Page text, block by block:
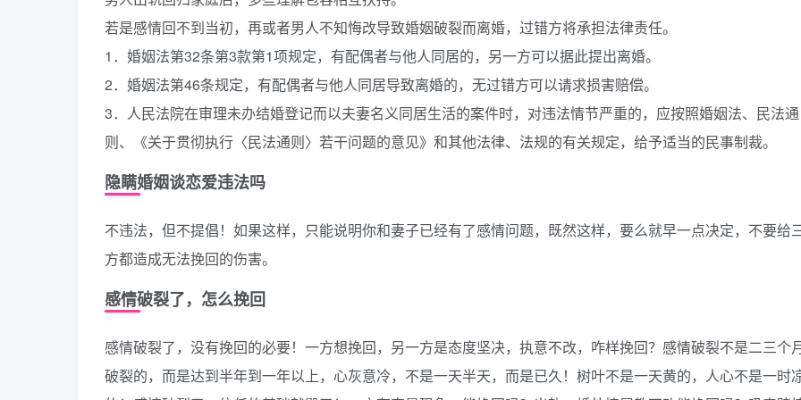
若是感情回不到当初，再或者男人不知悔改导致婚姻破裂而离婚，过错方将承担法律责任。
1．婚姻法第32条第3款第1项规定，有配偶者与他人同居的，另一方可以据此提出离婚。
2．婚姻法第46条规定，有配偶者与他人同居导致离婚的，无过错方可以请求损害赔偿。
3．人民法院在审理未办结婚登记而以夫妻名义同居生活的案件时，对违法情节严重的，应按照婚姻法、民法通
则、《关于贯彻执行〈民法通则〉若干问题的意见》和其他法律、法规的有关规定，给予适当的民事制裁。
隐瞒婚姻谈恋爱违法吗
不违法，但不提倡！如果这样，只能说明你和妻子已经有了感情问题，既然这样，要么就早一点决定，不要给
方都造成无法挽回的伤害。
感情破裂了，怎么挽回
感情破裂了，没有挽回的必要！一方想挽回，另一方是态度坚决，执意不改，咋样挽回？感情破裂不是二三个
破裂的，而是达到半年到一年以上，心灰意冷，不是一天半天，而是已久！树叶不是一天黄的，人心不是一时